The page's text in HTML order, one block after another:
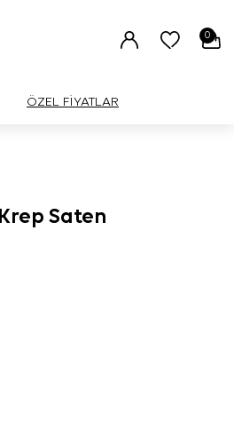
0
ÖZEL FİYATLAR
Saten